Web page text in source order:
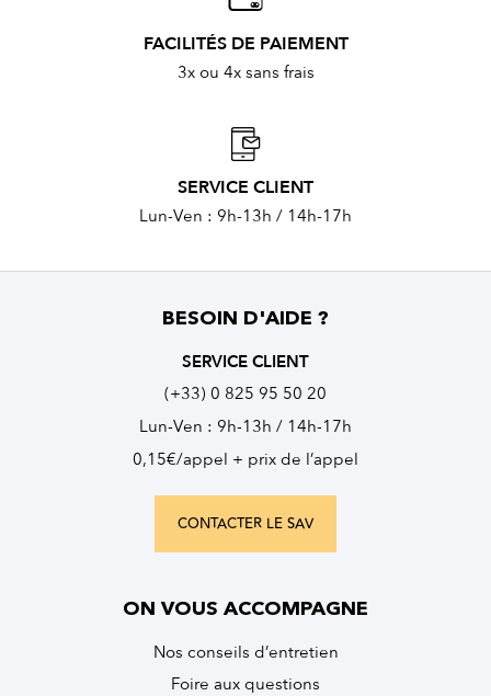
FACILITÉS DE PAIEMENT
3x ou 4x sans frais
SERVICE CLIENT
Lun-Ven : 9h-13h / 14h-17h
BESOIN D'AIDE ?
SERVICE CLIENT
(+33) 0 825 95 50 20
Lun-Ven : 9h-13h / 14h-17h
0,15€/appel + prix de l’appel
CONTACTER LE SAV
ON VOUS ACCOMPAGNE
Nos conseils d’entretien
Foire aux questions